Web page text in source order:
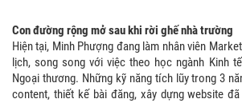
Con đường rộng mở sau khi rời ghế nhà trường
Hiện tại, Minh Phượng đang làm nhân viên
lịch, song song với việc theo học ngành Kinh
Ngoại thương. Những kỹ năng tích lũy trong 3
content, thiết kế bài đăng, xây dựng website